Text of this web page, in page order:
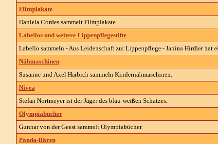
Filmplakate
Daniela Cordes sammelt Filmplakate
Labellos und weitere Lippenpflegestifte
Labello sammeln - Aus Leidenschaft zur Lippenpflege - Janina Hirdler hat
Nähmaschinen
Susanne und Axel Harbich sammeln Kindernähmaschinen.
Nivea
Stefan Nortmeyer ist der Jäger des blau-weißen Schatzes.
Olympiabücher
Gunnar von der Geest sammelt Olympiabücher.
Panda-Bären